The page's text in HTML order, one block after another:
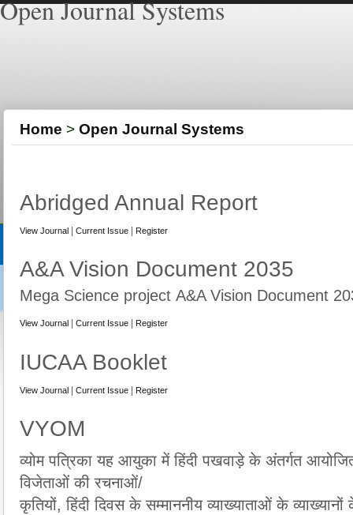
Open Journal Systems
Home > Open Journal Systems
Abridged Annual Report
View Journal| Current Issue| Register
A&A Vision Document 2035
Mega Science project A&A Vision Document
View Journal| Current Issue| Register
IUCAA Booklet
View Journal| Current Issue| Register
VYOM
व्योम पत्रिका यह आयुका में हिंदी पखवाड़े के अंतर्गत
विजेताओं की रचनाओं/
कृतियों, हिंदी दिवस के सम्माननीय व्याख्याताओं के व्याख्यानों